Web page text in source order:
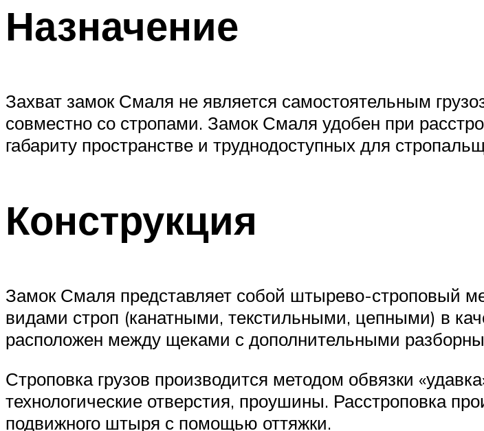
Назначение
Захват замок Смаля не является самостоятельным
совместно со стропами. Замок Смаля удобен при
габариту пространстве и труднодоступных для
Конструкция
Замок Смаля представляет собой штырево-строповый
видами строп (канатными, текстильными, цепными) в
расположен между щеками с дополнительными
Строповка грузов производится методом обвязки
технологические отверстия, проушины. Расстроповка
подвижного штыря с помощью оттяжки.